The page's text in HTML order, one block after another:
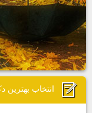
انتخاب